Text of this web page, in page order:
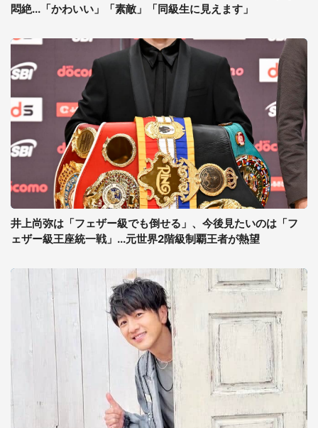
悶絶...「かわいい」「素敵」「同級生に見えます」
井上尚弥は「フェザー級でも倒せる」、今後見たいのは「フ
ェザー級王座統一戦」...元世界2階級制覇王者が熱望